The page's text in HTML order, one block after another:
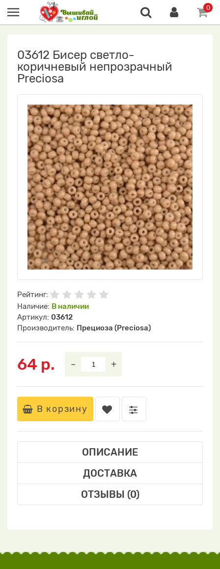
0
03612 Бисер светло-
коричневый непрозрачный
Preciosa
Рейтинг:
Наличие: В наличии
Артикул: 03612
Производитель: Прециоза (Preciosa)
64 р. – +
В корзину
ОПИСАНИЕ
ДОСТАВКА
ОТЗЫВЫ (0)